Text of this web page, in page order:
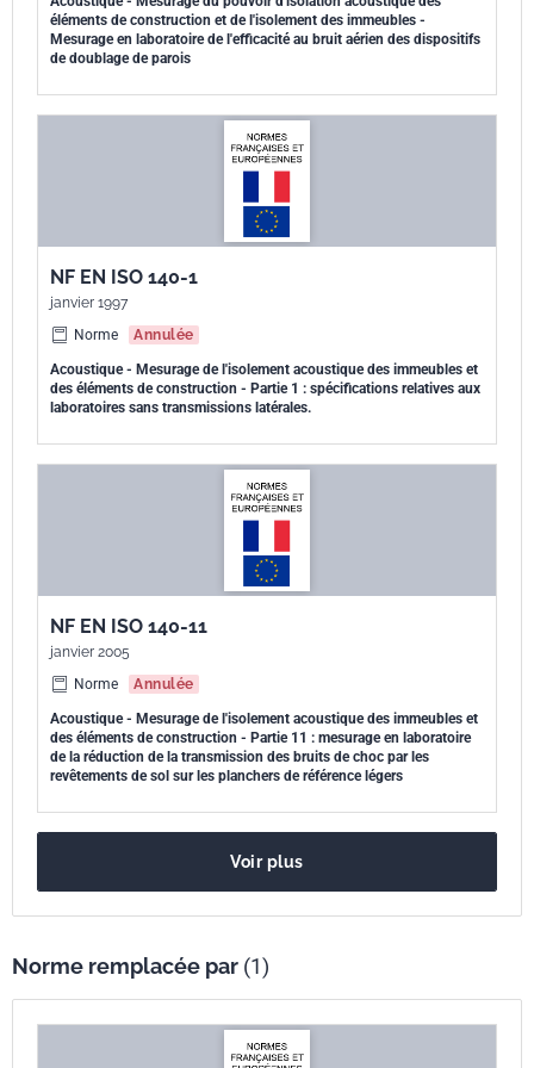
éléments de construction et de l'isolement des immeubles -
Mesurage en laboratoire de l'efficacité au bruit aérien des dispositifs
de doublage de parois
NF EN ISO 140-1
janvier 1997
Norme
Annulée
Acoustique - Mesurage de l'isolement acoustique des immeubles et
des éléments de construction - Partie 1 : spécifications relatives aux
laboratoires sans transmissions latérales.
NF EN ISO 140-11
janvier 2005
Norme
Annulée
Acoustique - Mesurage de l'isolement acoustique des immeubles et
des éléments de construction - Partie 11 : mesurage en laboratoire
de la réduction de la transmission des bruits de choc par les
revêtements de sol sur les planchers de référence légers
Voir plus
Norme remplacée par (1)